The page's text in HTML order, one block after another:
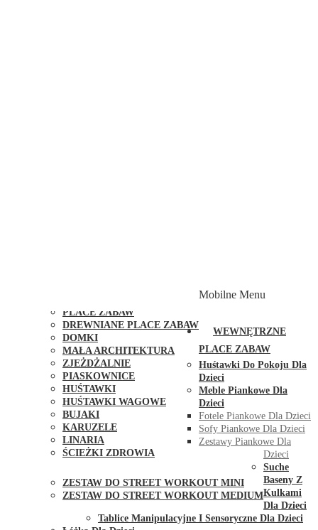
PLACE ZABAW
DREWNIANE PLACE ZABAW
DOMKI
MAŁA ARCHITEKTURA
ZJEŻDŻALNIE
PIASKOWNICE
HUŚTAWKI
HUŚTAWKI WAGOWE
BUJAKI
KARUZELE
LINARIA
ŚCIEŻKI ZDROWIA
ZESTAW DO STREET WORKOUT MINI
ZESTAW DO STREET WORKOUT MEDIUM
Mobilne Menu
WEWNĘTRZNE
PLACE ZABAW
Huśtawki Do Pokoju Dla
Dzieci
Meble Piankowe Dla
Dzieci
Fotele Piankowe Dla Dzieci
Sofy Piankowe Dla Dzieci
Zestawy Piankowe Dla
Dzieci
Suche
Baseny Z
Kulkami
Dla Dzieci
Tablice Manipulacyjne I Sensoryczne Dla Dzieci